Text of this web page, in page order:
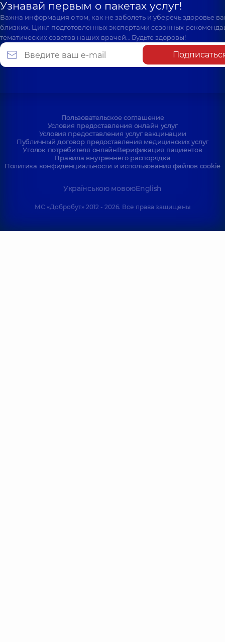
Узнавай первым о пакетах услуг!
Важна информация о том, как не заболеть и уберечь здоровье
близких. Цикл подготовленных экспертами сезонных
тематических советов наших врачей… Будьте здоровы!
Пользовательское соглашение
Условия предоставления онлайн услуг
Условия предоставления услуг вакцинации
Публичный договор предоставления медицинских услуг
Уголок потребителя онлайнВерификация пациентов
Правила внутреннего распорядка
Политика конфиденциальности и использования файлов cookie
Українською мовоюEnglish
МС «Добробут» 2012 - 2026. Все права защищены